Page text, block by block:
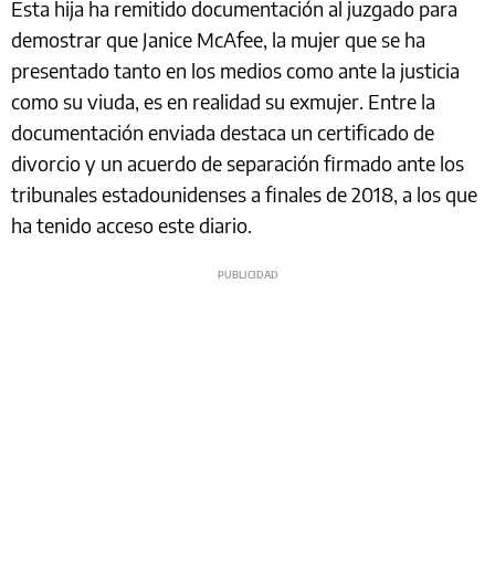
Esta hija ha remitido documentación al juzgado para
demostrar que Janice McAfee, la mujer que se ha
presentado tanto en los medios como ante la justicia
como su viuda, es en realidad su exmujer. Entre la
documentación enviada destaca un certificado de
divorcio y un acuerdo de separación firmado ante los
tribunales estadounidenses a finales de 2018, a los que
ha tenido acceso este diario.